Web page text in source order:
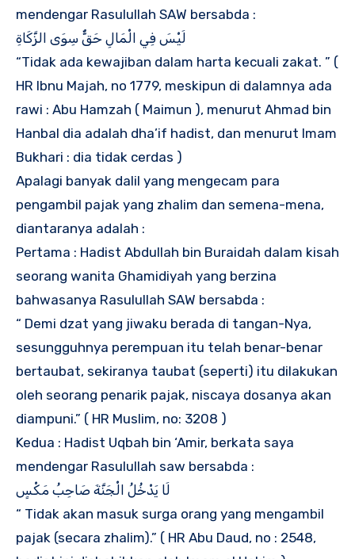
mendengar Rasulullah SAW bersabda :
لَيْسَ فِي الْمَالِ حَقٌّ سِوَى الزَّكَاةِ
“Tidak ada kewajiban dalam harta kecuali zakat. ” (
HR Ibnu Majah, no 1779, meskipun di dalamnya ada
rawi : Abu Hamzah ( Maimun ), menurut Ahmad bin
Hanbal dia adalah dha’if hadist, dan menurut Imam
Bukhari : dia tidak cerdas )
Apalagi banyak dalil yang mengecam para
pengambil pajak yang zhalim dan semena-mena,
diantaranya adalah :
Pertama : Hadist Abdullah bin Buraidah dalam kisah
seorang wanita Ghamidiyah yang berzina
bahwasanya Rasulullah SAW bersabda :
“ Demi dzat yang jiwaku berada di tangan-Nya,
sesungguhnya perempuan itu telah benar-benar
bertaubat, sekiranya taubat (seperti) itu dilakukan
oleh seorang penarik pajak, niscaya dosanya akan
diampuni.” ( HR Muslim, no: 3208 )
Kedua : Hadist Uqbah bin ‘Amir, berkata saya
mendengar Rasulullah saw bersabda :
لَا يَدْخُلُ الْجَنَّةَ صَاحِبُ مَكْسٍ
“ Tidak akan masuk surga orang yang mengambil
pajak (secara zhalim).” ( HR Abu Daud, no : 2548,